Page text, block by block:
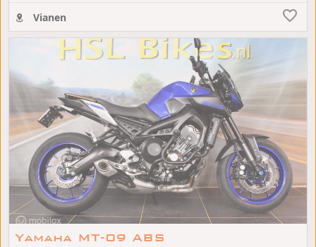
Vianen
Yamaha MT-09 ABS